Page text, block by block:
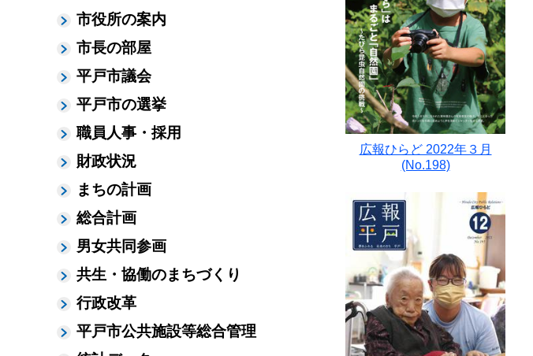
市役所の案内
市長の部屋
平戸市議会
平戸市の選挙
職員人事・採用
財政状況
まちの計画
総合計画
男女共同参画
共生・協働のまちづくり
行政改革
平戸市公共施設等総合管理
広報ひらど 2022年３月
(No.198)